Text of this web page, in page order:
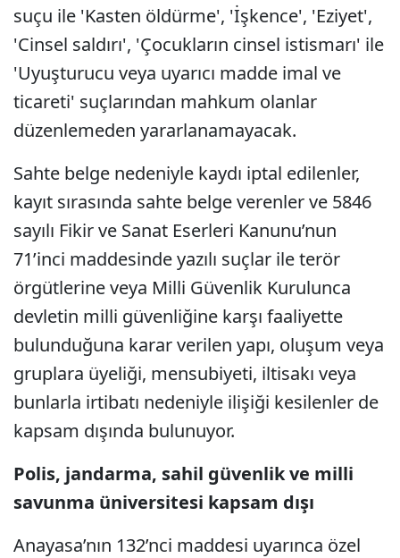
suçu ile 'Kasten öldürme', 'İşkence', 'Eziyet',
'Cinsel saldırı', 'Çocukların cinsel istismarı' ile
'Uyuşturucu veya uyarıcı madde imal ve
ticareti' suçlarından mahkum olanlar
düzenlemeden yararlanamayacak.
Sahte belge nedeniyle kaydı iptal edilenler,
kayıt sırasında sahte belge verenler ve 5846
sayılı Fikir ve Sanat Eserleri Kanunu’nun
71’inci maddesinde yazılı suçlar ile terör
örgütlerine veya Milli Güvenlik Kurulunca
devletin milli güvenliğine karşı faaliyette
bulunduğuna karar verilen yapı, oluşum veya
gruplara üyeliği, mensubiyeti, iltisakı veya
bunlarla irtibatı nedeniyle ilişiği kesilenler de
kapsam dışında bulunuyor.
Polis, jandarma, sahil güvenlik ve milli
savunma üniversitesi kapsam dışı
Anayasa’nın 132’nci maddesi uyarınca özel